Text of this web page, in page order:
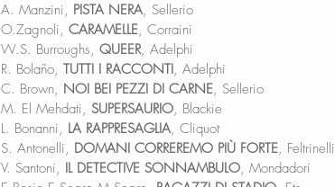
A. Manzini, PISTA NERA, Sellerio
O.Zagnoli, CARAMELLE, Corraini
W.S. Burroughs, QUEER, Adelphi
R. Bolaño, TUTTI I RACCONTI, Adelphi
C. Brown, NOI BEI PEZZI DI CARNE, Sellerio
M. El Mehdati, SUPERSAURIO, Blackie
L. Bonanni, LA RAPPRESAGLIA, Cliquot
S. Antonelli, DOMANI CORREREMO PIÙ FORTE, Feltrinelli
V. Santoni, IL DETECTIVE SONNAMBULO, Mondadori